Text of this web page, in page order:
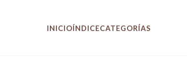
INICIOÍNDICECATEGORÍAS